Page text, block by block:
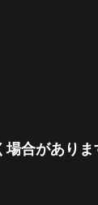
合がありま